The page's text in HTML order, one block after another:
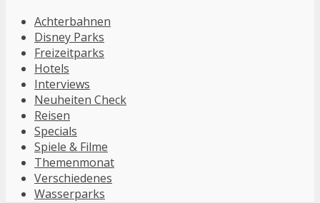
Achterbahnen
Disney Parks
Freizeitparks
Hotels
Interviews
Neuheiten Check
Reisen
Specials
Spiele & Filme
Themenmonat
Verschiedenes
Wasserparks